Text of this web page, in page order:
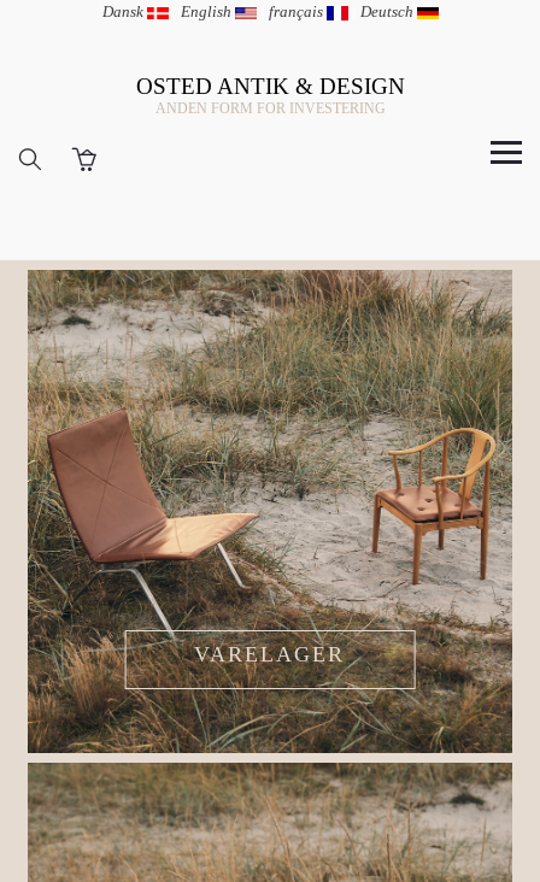
Dansk | English | français | Deutsch
OSTED ANTIK & DESIGN
ANDEN FORM FOR INVESTERING
VARELAGER